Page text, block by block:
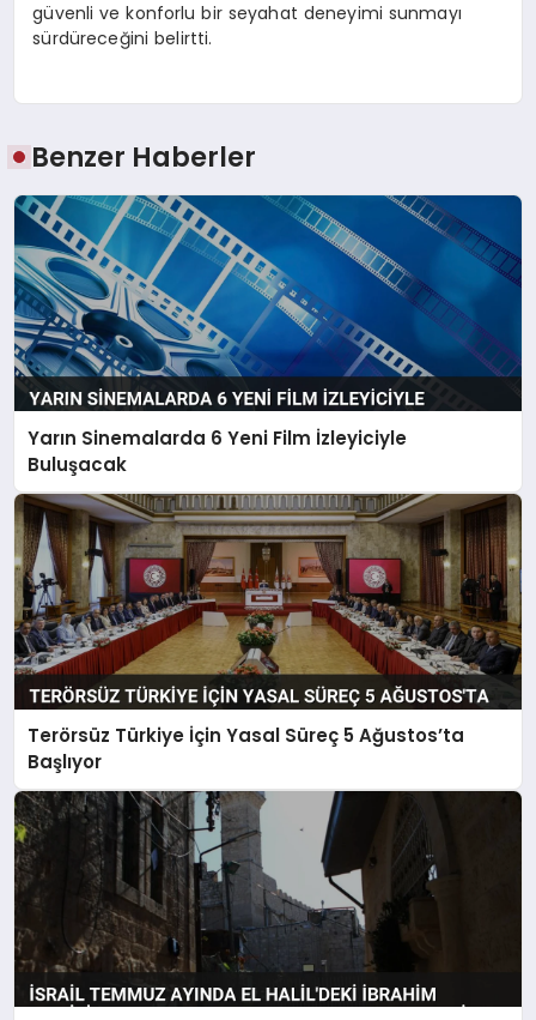
güvenli ve konforlu bir seyahat deneyimi sunmayı
sürdüreceğini belirtti.
Benzer Haberler
Yarın Sinemalarda 6 Yeni Film İzleyiciyle
Buluşacak
Terörsüz Türkiye İçin Yasal Süreç 5 Ağustos’ta
Başlıyor